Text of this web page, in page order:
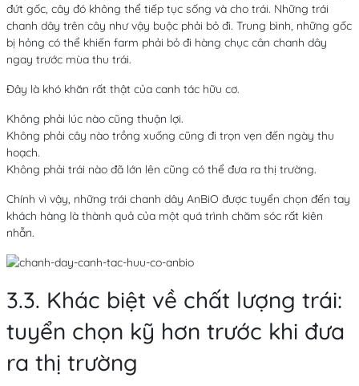
đứt gốc, cây đó không thể tiếp tục sống và cho trái. Những trái
chanh dây trên cây như vậy buộc phải bỏ đi. Trung bình, những gốc
bị hỏng có thể khiến farm phải bỏ đi hàng chục cân chanh dây
ngay trước mùa thu trái.
Đây là khó khăn rất thật của canh tác hữu cơ.
Không phải lúc nào cũng thuận lợi.
Không phải cây nào trồng xuống cũng đi trọn vẹn đến ngày thu
hoạch.
Không phải trái nào đã lớn lên cũng có thể đưa ra thị trường.
Chính vì vậy, những trái chanh dây AnBiO được tuyển chọn đến tay
khách hàng là thành quả của một quá trình chăm sóc rất kiên
nhẫn.
3.3. Khác biệt về chất lượng trái:
tuyển chọn kỹ hơn trước khi đưa
ra thị trường